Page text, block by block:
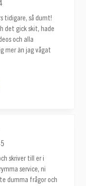
tidigare, så dumt!
det gick skit, hade
och alla
mer än jag vågat
skriver till er i
service, ni
dumma frågor och